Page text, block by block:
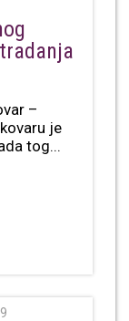
–
je
tog...